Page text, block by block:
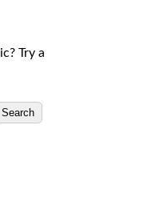
Try a
Search